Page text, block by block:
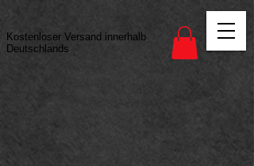
Kostenloser Versand innerhalb
Deutschlands